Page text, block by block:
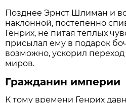
Позднее Эрнст Шлиман и
наклонной, постепенно
Генрих, не питая тёплых
присылал ему в подарок
возможно, ускорил
миров.
Гражданин империи
К тому времени Генрих